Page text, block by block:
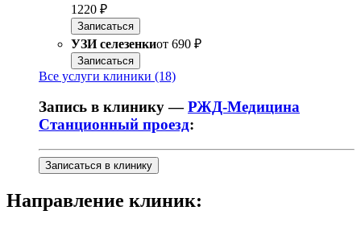
1220 ₽
Записаться
УЗИ селезенкиот 690 ₽
Записаться
Все услуги клиники (18)
Запись в клинику —РЖД-Медицина
Станционный проезд:
Записаться в клинику
Направление клиник: